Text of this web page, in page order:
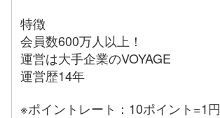
特徴
会員数600万人以上！
運営は大手企業のVOYAGE
運営歴14年
※ポイントレート：10ポイント=1円